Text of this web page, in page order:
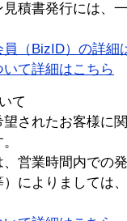
積書発行には、
員（BizID）の詳細
いて詳細はこちら
て
望されたお客様に
、営業時間内での
）によりましては